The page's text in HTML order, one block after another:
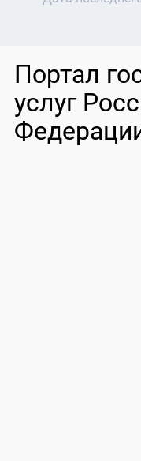
Портал
услуг